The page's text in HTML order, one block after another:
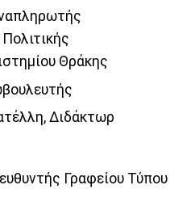
Θράκης
Διδάκτωρ
Γραφείου Τύπου